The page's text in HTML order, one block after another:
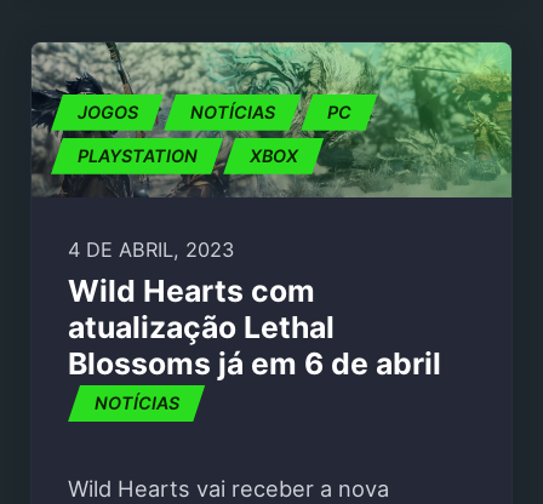
JOGOS NOTÍCIAS PC
PLAYSTATION XBOX
4 DE ABRIL, 2023
Wild Hearts com
atualização Lethal
Blossoms já em 6 de abril
NOTÍCIAS
Wild Hearts vai receber a nova